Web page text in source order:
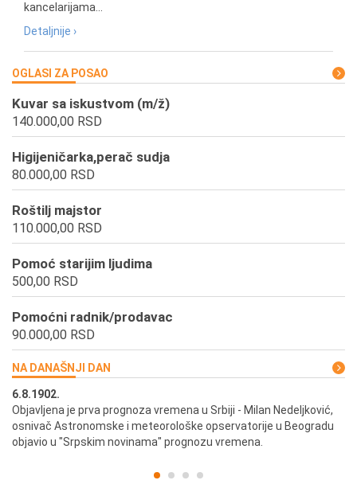
kancelarijama...
Detaljnije ›
OGLASI ZA POSAO
Kuvar sa iskustvom (m/ž)
140.000,00 RSD
Higijeničarka,perač sudja
80.000,00 RSD
Roštilj majstor
110.000,00 RSD
Pomoć starijim ljudima
500,00 RSD
Pomoćni radnik/prodavac
90.000,00 RSD
NA DANAŠNJI DAN
6.8.1902.
Objavljena je prva prognoza vremena u Srbiji - Milan Nedeljković,
osnivač Astronomske i meteorološke opservatorije u Beogradu
objavio u "Srpskim novinama" prognozu vremena.